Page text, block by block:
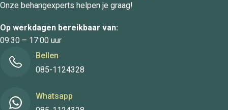
Onze behangexperts helpen je graag!
Op werkdagen bereikbaar van:
09:30 – 17:00 uur
Bellen
085-1124328
Whatsapp